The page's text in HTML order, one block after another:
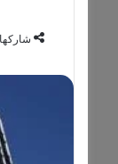
شاركها